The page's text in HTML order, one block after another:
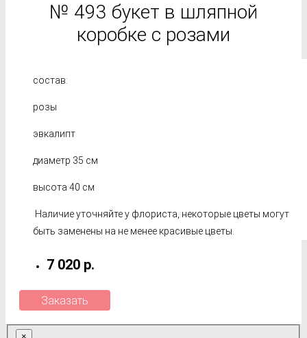
№ 493 букет в шляпной
коробке с розами
состав:
розы
эвкалипт
диаметр 35 см
высота 40 см
Наличие уточняйте у флориста, некоторые цветы могут
быть заменены на не менее красивые цветы.
7 020 р.
Заказать